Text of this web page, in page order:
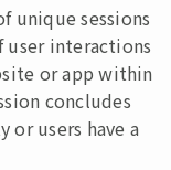
unique sessions
user interactions
or app within
concludes
users have a